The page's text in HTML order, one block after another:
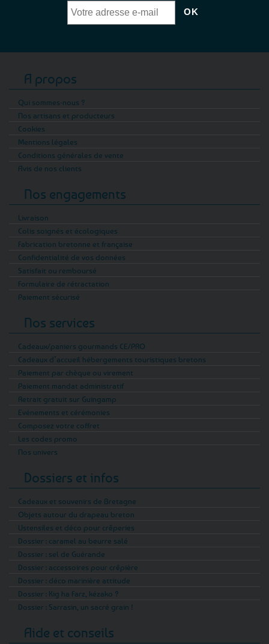
A propos
Qui sommes-nous ?
Nos artisans et producteurs
Cookies
Mentions légales
Conditions générales de vente
Avis de nos clients
Nos engagements
Livraison
Colis soignés et écologiques
Fabrication bretonne et française
Confidentialité de vos données
Satisfait ou remboursé
Formulaire de rétractation
Paiement sécurisé
Nos services
Cadeaux/paniers gourmands CE/PRO
Cadeaux d’accueil hébergements touristiques bretons
Paiement par chèque ou virement
Paiement mandat administratif
Retrait gratuit sur Guingamp
Evénements et cérémonies
Composez votre coffret
Les codes promo
Nos univers
Dossiers et infos
Cadeaux et souvenirs de Bretagne
Objets autour du drapeau breton
Ustensiles et déco pour crêperies
Dossier : caramel au beurre salé
Dossier : sel de Guérande
Dossier : accessoires pour crêpière
Dossier : déco marinière attitude
Dossier : Kig ha Farz, kézako ?
Dossier : Sarrasin, un sacré grain !
Aide et conseils